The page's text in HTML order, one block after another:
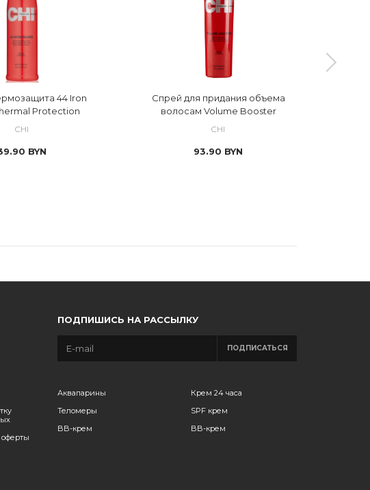
44 Iron
Protection
CHI
BYN
Спрей для придания объема
волосам Volume Booster
CHI
93.90 BYN
ПОДПИШИСЬ НА РАССЫЛКУ
ПОДПИСАТЬСЯ
Аквапарины
Теломеры
BB-крем
Крем 24 часа
SPF крем
BB-крем